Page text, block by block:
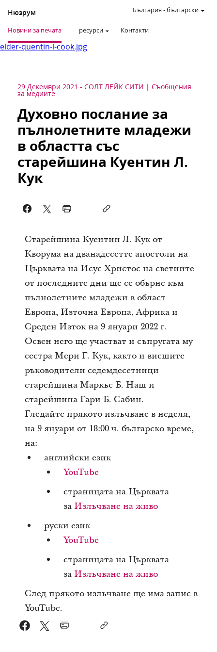
Нюзрум
Новини за печата ресурси Контакти
България -български
elder-quentin-l-cook.jpg
29 Декември 2021 - СОЛТ ЛЕЙК СИТИ Съобщения
за медиите
Духовно послание за
пълнолетните младежи
в областта със
старейшина Куентин Л.
Кук
Старейшина Куентин Л. Кук от
Кворума на дванадесетте апостоли на
Църквата на Исус Христос на светиите
от последните дни ще се обърне към
пълнолетните младежи в област
Европа, Източна Европа, Африка и
Среден Изток на 9 януари 2022 г.
Освен него ще участват и съпругата му
сестра Мери Г. Кук, както и висшите
ръководители седемдесетници
старейшина Маркъс Б. Наш и
старейшина Гари Б. Сабин.
Гледайте прякото излъчване в неделя,
на 9 януари от 18:00 ч. българско време,
на:
английски език
YouTube
страницата на Църквата
за Излъчване на живо
руски език
YouTube
страницата на Църквата
за Излъчване на живо
След прякото излъчване ще има запис в
YouTube.